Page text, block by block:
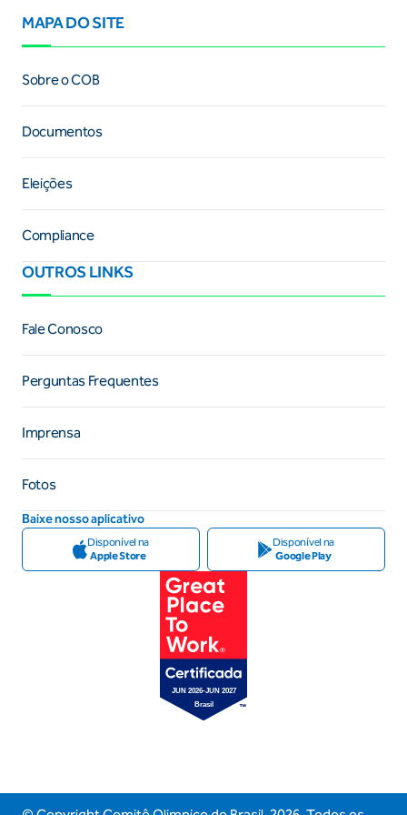
MAPA DO SITE
Sobre o COB
Documentos
Eleições
Compliance
OUTROS LINKS
Fale Conosco
Perguntas Frequentes
Imprensa
Fotos
Baixe nosso aplicativo
Disponível na
Apple Store
Disponível na
Google Play